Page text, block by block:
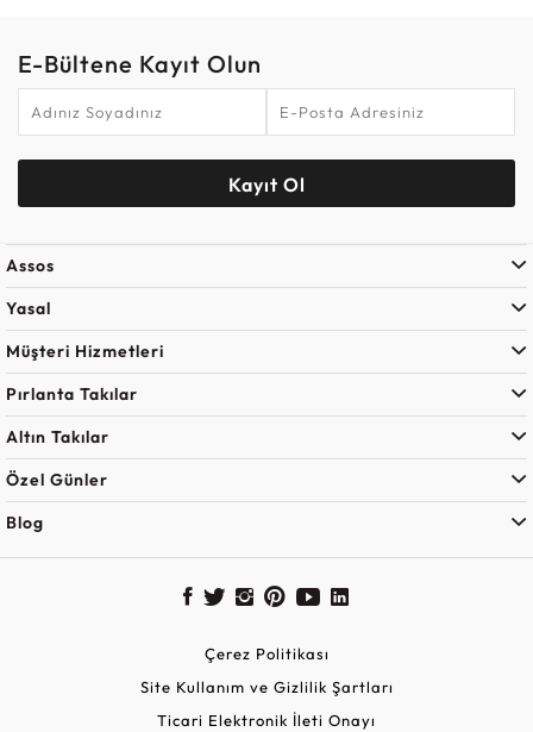
E-Bültene Kayıt Olun
Kayıt Ol
Assos
Yasal
Müşteri Hizmetleri
Pırlanta Takılar
Altın Takılar
Özel Günler
Blog
Çerez Politikası
Site Kullanım ve Gizlilik Şartları
Ticari Elektronik İleti Onayı